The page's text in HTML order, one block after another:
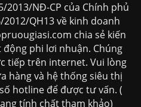
2013/NĐ-CP của Chính phủ
QH13 về kinh doanh
chia sẻ kiến
phi lơi nhuận. Chúng
tiếp trên internet. Vui lòng
hàng và hệ thống siêu thị
hotline để được tư vấn. (
tính chất tham khảo)